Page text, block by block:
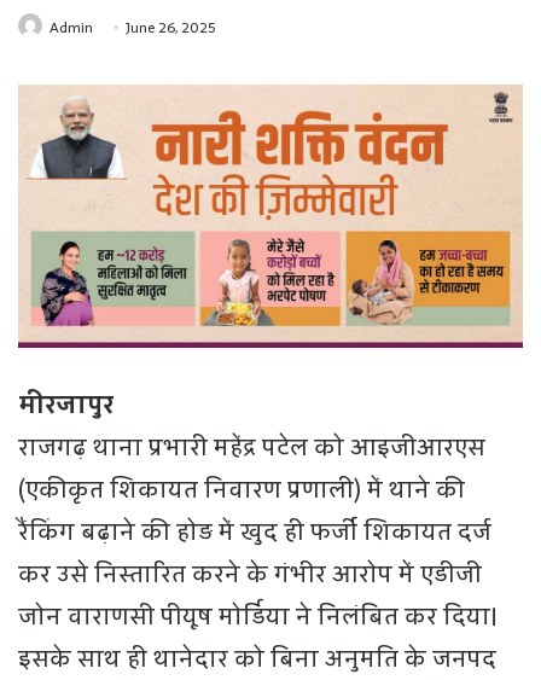
Admin June 26, 2025
मीरजापुर
राजगढ़ थाना प्रभारी महेंद्र पटेल को आइजीआरएस
(एकीकृत शिकायत निवारण प्रणाली) में थाने की
रैंकिंग बढ़ाने की होड़ में खुद ही फर्जी शिकायत दर्ज
कर उसे निस्तारित करने के गंभीर आरोप में एडीजी
जोन वाराणसी पीयूष मोर्डिया ने निलंबित कर दिया।
इसके साथ ही थानेदार को बिना अनुमति के जनपद